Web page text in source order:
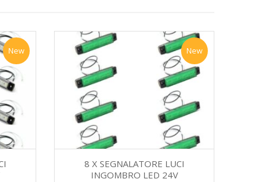
New New
8 X SEGNALATORE LUCI
INGOMBRO LED 24V